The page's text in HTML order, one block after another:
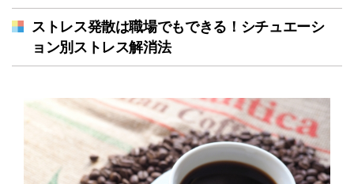
ストレス発散は職場でもできる！シチュエーシ
ョン別ストレス解消法